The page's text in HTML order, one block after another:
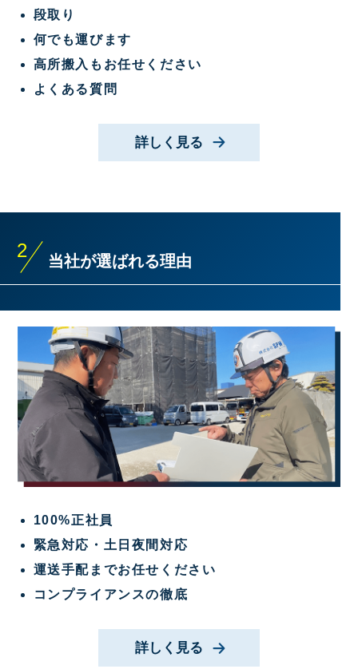
段取り
何でも運びます
高所搬入もお任せください
よくある質問
詳しく見る
2 当社が選ばれる理由
100%正社員
緊急対応・土日夜間対応
運送手配までお任せください
コンプライアンスの徹底
詳しく見る